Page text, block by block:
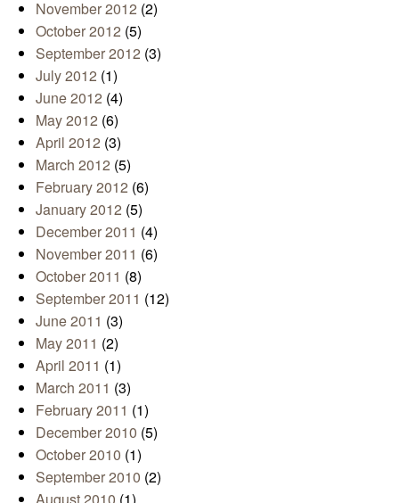
November 2012 (2)
October 2012 (5)
September 2012 (3)
July 2012 (1)
June 2012 (4)
May 2012 (6)
April 2012 (3)
March 2012 (5)
February 2012 (6)
January 2012 (5)
December 2011 (4)
November 2011 (6)
October 2011 (8)
September 2011 (12)
June 2011 (3)
May 2011 (2)
April 2011 (1)
March 2011 (3)
February 2011 (1)
December 2010 (5)
October 2010 (1)
September 2010 (2)
August 2010 (1)